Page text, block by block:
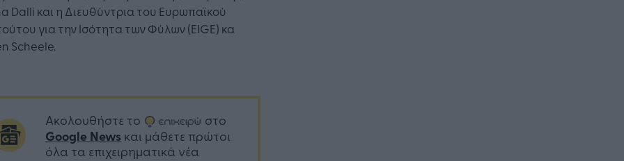
Dalli και η Διευθύντρια του Ευρωπαϊκού
για την Ισότητα των Φύλων (EIGE) κα
Scheele.
Ακολουθήστε το στο
Google News και μάθετε πρώτοι
όλα τα επιχειρηματικά νέα